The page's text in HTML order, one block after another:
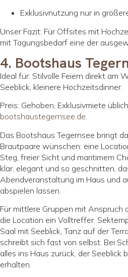
Exklusivnutzung nur in
Unser Fazit: Für Offsites mit
mit Tagungsbedarf eine der
4. Bootshaus
Ideal für: Stilvolle Feiern direkt am
Seeblick, kleinere Hochzeitsdinner.
Preis: Gehoben, Exklusivmiete
bootshaustegernsee.de.
Das Bootshaus Tegernsee bringt
Brautpaare wünschen: eine
Steg, freier Sicht und maritimem
klar, elegant und so geschnitten,
Abendveranstaltung im Haus und
abspielen lassen.
Für mittlere Gruppen mit Anspruch
die Location ein Volltreffer.
Saal mit Seeblick, Tanz auf der
schreibt sich fast von selbst. Bei
alles ins Haus zurück, der Seeblick
erhalten.